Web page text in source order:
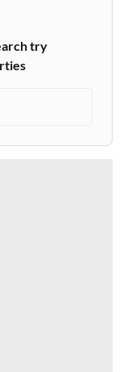
try